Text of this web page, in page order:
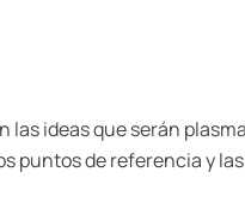
ideas que serán
puntos de referencia y